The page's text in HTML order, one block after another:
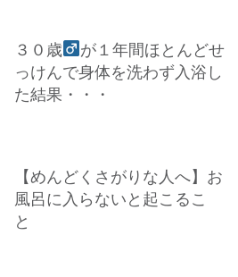
３０歳
が１年間ほとんどせ
っけんで身体を洗わず入浴し
た結果・・・
【めんどくさがりな人へ】お
風呂に入らないと起こるこ
と